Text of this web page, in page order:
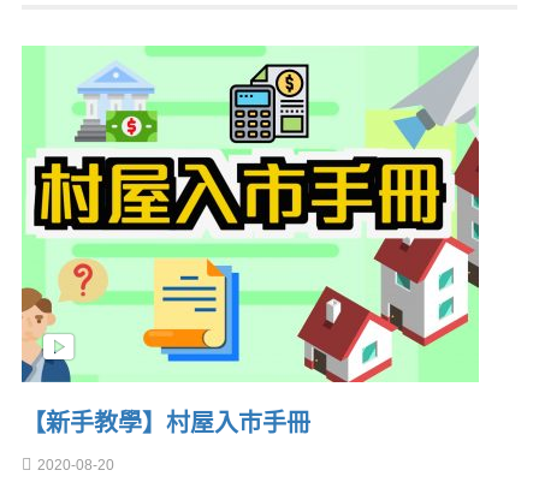
【新手教學】村屋入巿手冊
2020-08-20